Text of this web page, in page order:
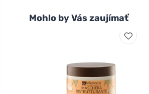
Mohlo by Vás zaujímať